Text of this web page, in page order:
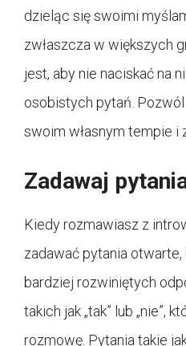
dzieląc się swoimi
zwłaszcza w większych
jest, aby nie naciskać na
osobistych pytań.
swoim własnym tempie i
Zadawaj
Kiedy rozmawiasz z
zadawać pytania
bardziej rozwiniętych
takich jak „tak” lub „nie”,
rozmowę. Pytania takie